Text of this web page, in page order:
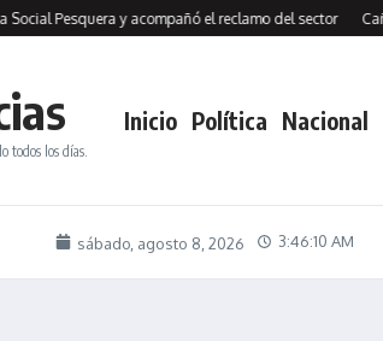
Pesquera y acompañó el reclamo del sector
todos los días.
Inicio Política Nacional
sábado, agosto 8, 2026 3:46:11 AM